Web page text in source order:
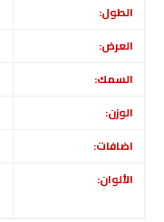
الطول:
العرض:
السمك:
الوزن:
اضافات:
الألوان: